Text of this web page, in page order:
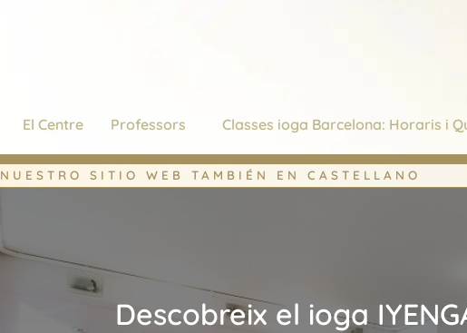
El Centre Professors Classes ioga Barcelona: Horaris i
NUESTRO SITIO WEB TAMBIÉN EN CASTELLANO
Descobreix el ioga